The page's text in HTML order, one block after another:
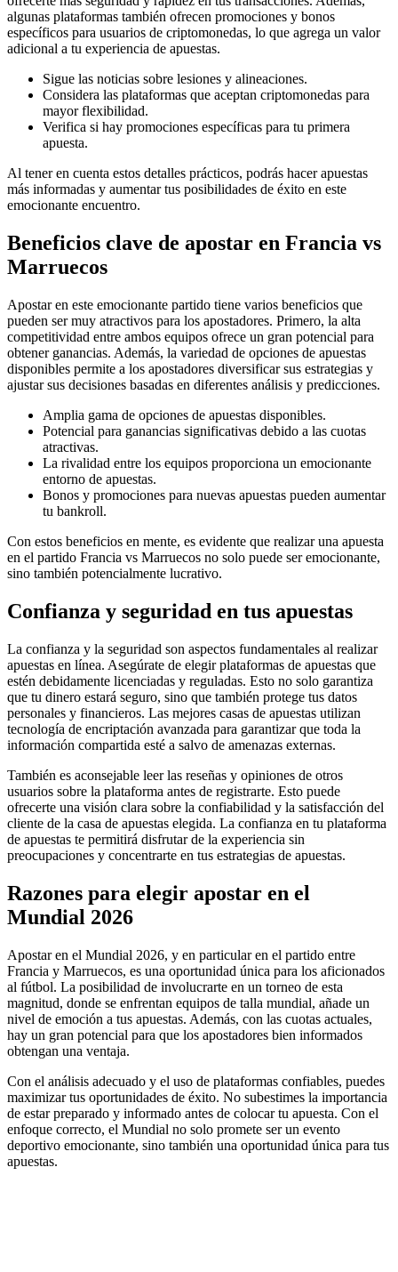
algunas plataformas también ofrecen promociones y bonos
específicos para usuarios de criptomonedas, lo que agrega un valor
adicional a tu experiencia de apuestas.
Sigue las noticias sobre lesiones y alineaciones.
Considera las plataformas que aceptan criptomonedas para
mayor flexibilidad.
Verifica si hay promociones específicas para tu primera
apuesta.
Al tener en cuenta estos detalles prácticos, podrás hacer apuestas
más informadas y aumentar tus posibilidades de éxito en este
emocionante encuentro.
Beneficios clave de apostar en Francia vs
Marruecos
Apostar en este emocionante partido tiene varios beneficios que
pueden ser muy atractivos para los apostadores. Primero, la alta
competitividad entre ambos equipos ofrece un gran potencial para
obtener ganancias. Además, la variedad de opciones de apuestas
disponibles permite a los apostadores diversificar sus estrategias y
ajustar sus decisiones basadas en diferentes análisis y predicciones.
Amplia gama de opciones de apuestas disponibles.
Potencial para ganancias significativas debido a las cuotas
atractivas.
La rivalidad entre los equipos proporciona un emocionante
entorno de apuestas.
Bonos y promociones para nuevas apuestas pueden aumentar
tu bankroll.
Con estos beneficios en mente, es evidente que realizar una apuesta
en el partido Francia vs Marruecos no solo puede ser emocionante,
sino también potencialmente lucrativo.
Confianza y seguridad en tus apuestas
La confianza y la seguridad son aspectos fundamentales al realizar
apuestas en línea. Asegúrate de elegir plataformas de apuestas que
estén debidamente licenciadas y reguladas. Esto no solo garantiza
que tu dinero estará seguro, sino que también protege tus datos
personales y financieros. Las mejores casas de apuestas utilizan
tecnología de encriptación avanzada para garantizar que toda la
información compartida esté a salvo de amenazas externas.
También es aconsejable leer las reseñas y opiniones de otros
usuarios sobre la plataforma antes de registrarte. Esto puede
ofrecerte una visión clara sobre la confiabilidad y la satisfacción del
cliente de la casa de apuestas elegida. La confianza en tu plataforma
de apuestas te permitirá disfrutar de la experiencia sin
preocupaciones y concentrarte en tus estrategias de apuestas.
Razones para elegir apostar en el
Mundial 2026
Apostar en el Mundial 2026, y en particular en el partido entre
Francia y Marruecos, es una oportunidad única para los aficionados
al fútbol. La posibilidad de involucrarte en un torneo de esta
magnitud, donde se enfrentan equipos de talla mundial, añade un
nivel de emoción a tus apuestas. Además, con las cuotas actuales,
hay un gran potencial para que los apostadores bien informados
obtengan una ventaja.
Con el análisis adecuado y el uso de plataformas confiables, puedes
maximizar tus oportunidades de éxito. No subestimes la importancia
de estar preparado y informado antes de colocar tu apuesta. Con el
enfoque correcto, el Mundial no solo promete ser un evento
deportivo emocionante, sino también una oportunidad única para tus
apuestas.